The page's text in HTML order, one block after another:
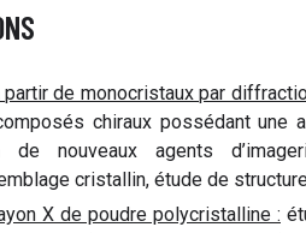
de monocristaux par
chiraux possédant une
de nouveaux agents
cristallin, étude de
X de poudre polycristalline :